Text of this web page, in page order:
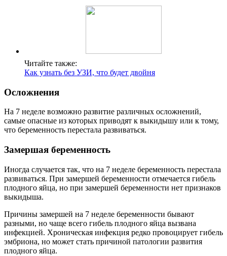
Читайте также:
Как узнать без УЗИ, что будет двойня
Осложнения
На 7 неделе возможно развитие различных осложнений,
самые опасные из которых приводят к выкидышу или к тому,
что беременность перестала развиваться.
Замершая беременность
Иногда случается так, что на 7 неделе беременность перестала
развиваться. При замершей беременности отмечается гибель
плодного яйца, но при замершей беременности нет признаков
выкидыша.
Причины замершей на 7 неделе беременности бывают
разными, но чаще всего гибель плодного яйца вызвана
инфекцией. Хроническая инфекция редко провоцирует гибель
эмбриона, но может стать причиной патологии развития
плодного яйца.